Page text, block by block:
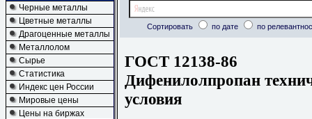
Черные металлы
Цветные металлы
Драгоценные металлы
Металлолом
Сырье
Статистика
Индекс цен России
Мировые цены
Цены на биржах
Сортировать по дате по
ГОСТ 12138-86
Дифенилолпропан
условия